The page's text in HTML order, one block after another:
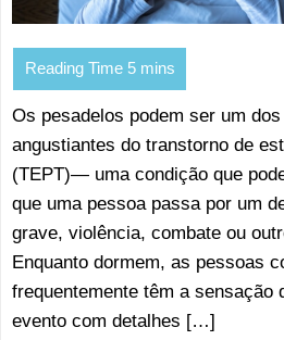
Os pesadelos podem ser um
angustiantes do transtorno de
(TEPT)— uma condição que
que uma pessoa passa por um
grave, violência, combate ou
Enquanto dormem, as pessoas
frequentemente têm a sensação
evento com detalhes […]